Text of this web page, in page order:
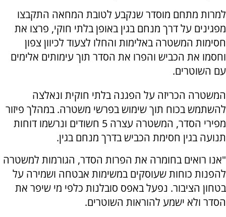
למרות מתחם מוסדר שנקבע לטובת המחאה התקבצו
מפגינים על דרך מנחם בגין באופן בלתי חוקי, פרצו את
חסימות המשטרה באלימות והחלו לצעוד לכיוון צפון
וחסמו את הכביש והפרו את הסדר תוך עימותים אלימים
עם השוטרים.
המשטרה הכריזה על הפגנה בלתי חוקית ונאלצה
להשתמש בכוח תוך שימוש בפרשי משטרה. במהלך פיזור
מפירי הסדר, המשטרה עצרה 5 חשודים ונרשמו דוחות
תנועה בגין חסימת הכביש בדרך מנחם בגין.
"אנו רואים בחומרה את הפרות הסדר, הגורמות למשטרה
להפנות כוחות שעוסקים במשימות אבטחה ושמירה על
בטחון הציבור. נפעל באפס סובלנות כלפי מי שיפר את
הסדר ולא ישמע להוראות השוטרים.